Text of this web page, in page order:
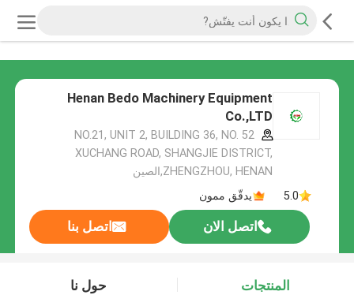
Henan Bedo Machinery Equipment
Co.,LTD
NO.21, UNIT 2, BUILDING 36, NO. 52
XUCHANG ROAD, SHANGJIE DISTRICT,
ZHENGZHOU, HENAN,الصين
5.0
يدقّق ممون
اتصل الان اتصل بنا
المنتجات حول نا